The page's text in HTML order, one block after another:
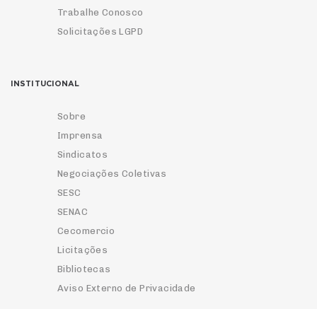
Trabalhe Conosco
Solicitações LGPD
INSTITUCIONAL
Sobre
Imprensa
Sindicatos
Negociações Coletivas
SESC
SENAC
Cecomercio
Licitações
Bibliotecas
Aviso Externo de Privacidade